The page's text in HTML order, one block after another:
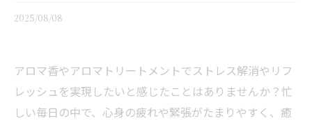
2025/08/08
アロマ香やアロマトリートメントでストレス解消やリフ
レッシュを実現したいと感じたことはありませんか？忙
しい毎日の中で、心身の疲れや緊張がたまりやすく、癒